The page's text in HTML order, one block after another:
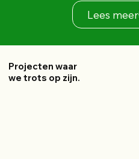
Lees meer
Projecten waar
we trots op zijn.